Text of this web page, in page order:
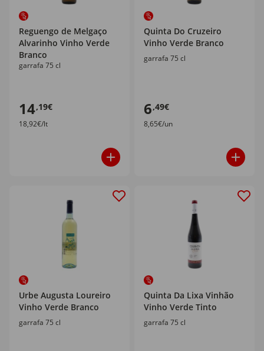
Reguengo de Melgaço
Alvarinho Vinho Verde
Branco
garrafa 75 cl
14,19€
18,92€/lt
Quinta Do Cruzeiro
Vinho Verde Branco
garrafa 75 cl
6,49€
8,65€/un
Urbe Augusta Loureiro
Vinho Verde Branco
garrafa 75 cl
Quinta Da Lixa Vinhão
Vinho Verde Tinto
garrafa 75 cl